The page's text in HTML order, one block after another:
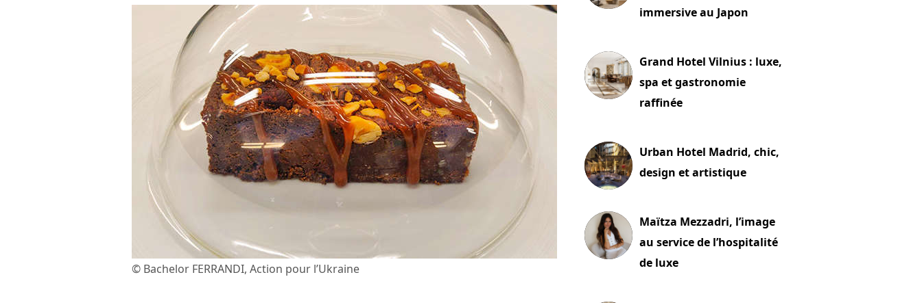
© Bachelor FERRANDI, Action pour l’Ukraine
immersive au Japon
Grand Hotel Vilnius : luxe,
spa et gastronomie
raffinée
Urban Hotel Madrid, chic,
design et artistique
Maïtza Mezzadri, l’image
au service de l’hospitalité
de luxe